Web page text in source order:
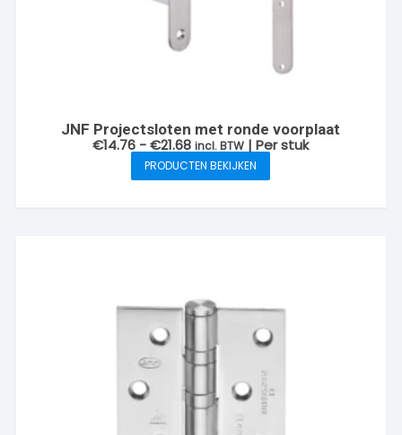
JNF Projectsloten met ronde voorplaat
€14.76 - €21.68Prijsklasse:
€14.76
tot
€21.68
incl. BTW | Per stuk
PRODUCTEN BEKIJKEN